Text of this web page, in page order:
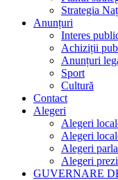
Strategia
Anunțuri
Interes
Achiziții
Anunțuri
Sport
Cultură
Contact
Alegeri
Alegeri
Alegeri
Alegeri
Alegeri
GUVERNARE